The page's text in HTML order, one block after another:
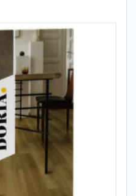
Les
options
peuvent
être
choisies
la
page
du
produit